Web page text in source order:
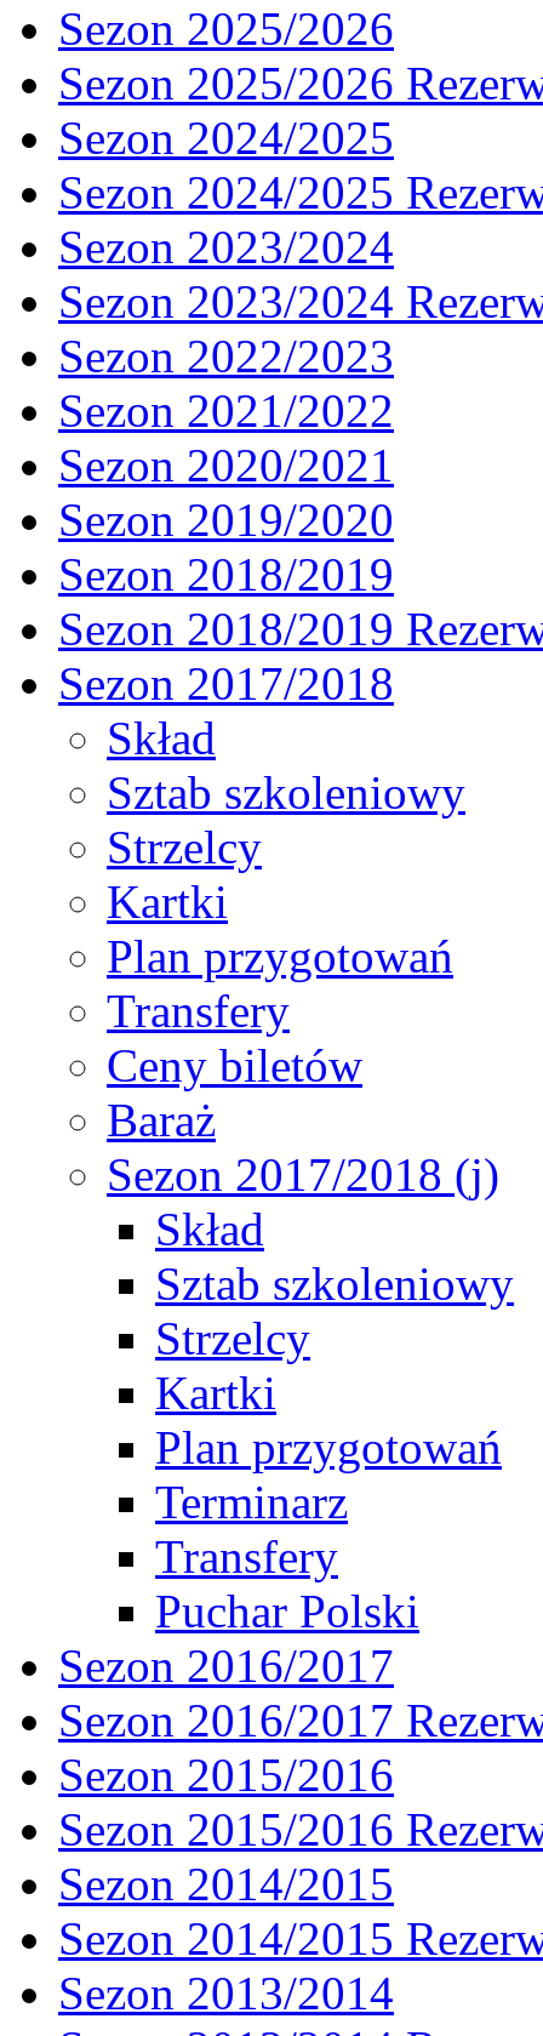
Sezon 2025/2026
Sezon 2025/2026
Sezon 2024/2025
Sezon 2024/2025
Sezon 2023/2024
Sezon 2023/2024
Sezon 2022/2023
Sezon 2021/2022
Sezon 2020/2021
Sezon 2019/2020
Sezon 2018/2019
Sezon 2018/2019
Sezon 2017/2018
Skład
Sztab szkoleniowy
Strzelcy
Kartki
Plan przygotowań
Transfery
Ceny biletów
Baraż
Sezon 2017/2018 (j)
Skład
Sztab szkoleniowy
Strzelcy
Kartki
Plan przygotowań
Terminarz
Transfery
Puchar Polski
Sezon 2016/2017
Sezon 2016/2017
Sezon 2015/2016
Sezon 2015/2016
Sezon 2014/2015
Sezon 2014/2015
Sezon 2013/2014